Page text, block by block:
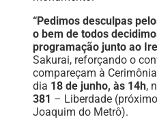
“Pedimos desculpas
o bem de todos
programação junto ao
Sakurai, reforçando o
compareçam à
dia 18 de junho, às 14h,
381 – Liberdade
Joaquim do Metrô).